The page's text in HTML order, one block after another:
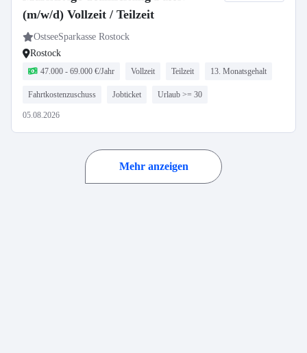
(m/w/d) Vollzeit / Teilzeit
OstseeSparkasse Rostock
Rostock
47.000 - 69.000 €/Jahr Vollzeit Teilzeit 13. Monatsgehalt
Fahrtkostenzuschuss Jobticket Urlaub >= 30
05.08.2026
Mehr anzeigen